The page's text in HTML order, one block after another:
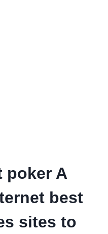
poker A
best
sites to